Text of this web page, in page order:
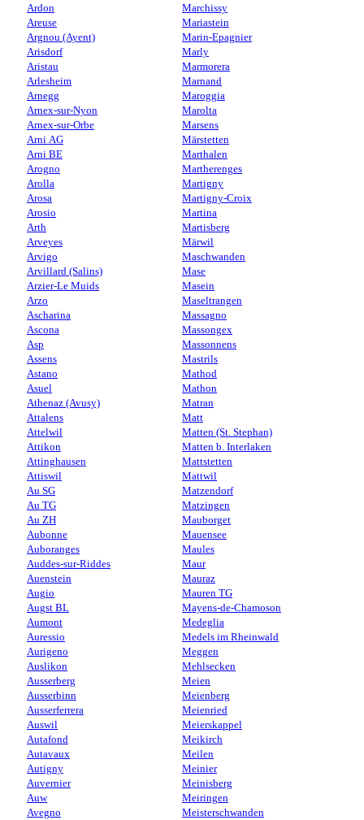
Ardon
Areuse
Argnou (Ayent)
Arisdorf
Aristau
Arlesheim
Arnegg
Arnex-sur-Nyon
Arnex-sur-Orbe
Arni AG
Arni BE
Arogno
Arolla
Arosa
Arosio
Arth
Arveyes
Arvigo
Arvillard (Salins)
Arzier-Le Muids
Arzo
Ascharina
Ascona
Asp
Assens
Astano
Asuel
Athenaz (Avusy)
Attalens
Attelwil
Attikon
Attinghausen
Attiswil
Au SG
Au TG
Au ZH
Aubonne
Auboranges
Auddes-sur-Riddes
Auenstein
Augio
Augst BL
Aumont
Auressio
Aurigeno
Auslikon
Ausserberg
Ausserbinn
Ausserferrera
Auswil
Autafond
Autavaux
Autigny
Auvernier
Auw
Avegno
Marchissy
Mariastein
Marin-Epagnier
Marly
Marmorera
Marnand
Maroggia
Marolta
Marsens
Märstetten
Marthalen
Martherenges
Martigny
Martigny-Croix
Martina
Martisberg
Märwil
Maschwanden
Mase
Masein
Maseltrangen
Massagno
Massongex
Massonnens
Mastrils
Mathod
Mathon
Matran
Matt
Matten (St. Stephan)
Matten b. Interlaken
Mattstetten
Mattwil
Matzendorf
Matzingen
Mauborget
Mauensee
Maules
Maur
Mauraz
Mauren TG
Mayens-de-Chamoson
Medeglia
Medels im Rheinwald
Meggen
Mehlsecken
Meien
Meienberg
Meienried
Meierskappel
Meikirch
Meilen
Meinier
Meinisberg
Meiringen
Meisterschwanden